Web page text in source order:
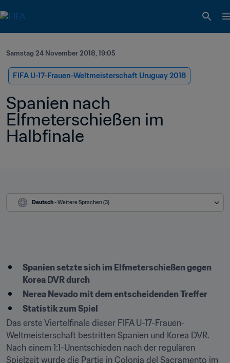
Samstag 24 November 2018, 19:05
FIFA U-17-Frauen-Weltmeisterschaft Uruguay 2018
Spanien nach
Elfmeterschießen im
Halbfinale
Deutsch - Weitere Sprachen (3)
Spanien setzte sich im Elfmeterschießen gegen
Korea DVR durch
Nerea Nevado mit dem entscheidenden Treffer
Statistik zum Spiel
Das erste Viertelfinale dieser FIFA U-17-Frauen-
Weltmeisterschaft bestritten Spanien und Korea DVR.
Nach einem 1:1-Unentschieden nach der regulären
Spielzeit wurde die Partie in Colonia del Sacramento im